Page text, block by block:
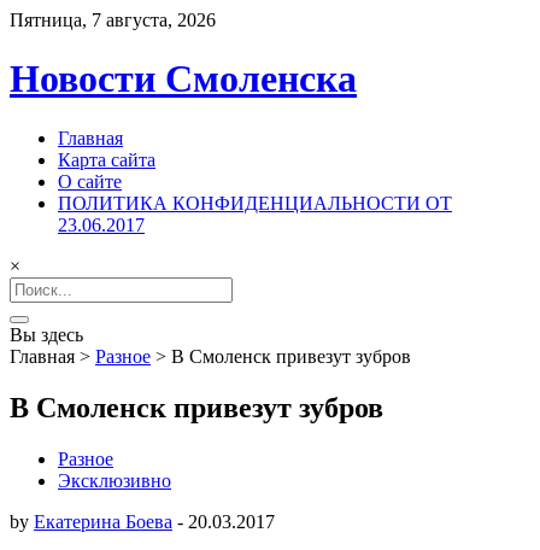
Пятница, 7 августа, 2026
Новости Смоленска
Главная
Карта сайта
О сайте
ПОЛИТИКА КОНФИДЕНЦИАЛЬНОСТИ ОТ
23.06.2017
×
Search
for:
Вы здесь
Главная > Разное > В Смоленск привезут зубров
В Смоленск привезут зубров
Разное
Эксклюзивно
by Екатерина Боева - 20.03.2017